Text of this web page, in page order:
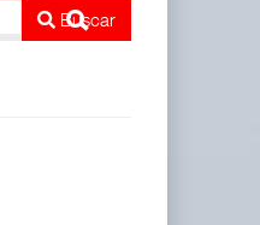
Buscar